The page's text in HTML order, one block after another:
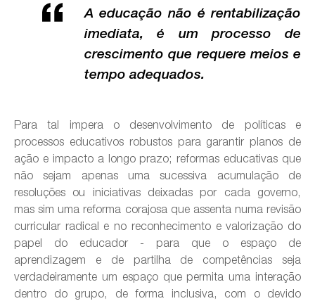
A educação não é rentabilização
imediata, é um processo de
crescimento que requere meios e
tempo adequados.
Para tal impera o desenvolvimento de políticas e
processos educativos robustos para garantir planos de
ação e impacto a longo prazo; reformas educativas que
não sejam apenas uma sucessiva acumulação de
resoluções ou iniciativas deixadas por cada governo,
mas sim uma reforma corajosa que assenta numa revisão
curricular radical e no reconhecimento e valorização do
papel do educador - para que o espaço de
aprendizagem e de partilha de competências seja
verdadeiramente um espaço que permita uma interação
dentro do grupo, de forma inclusiva, com o devido